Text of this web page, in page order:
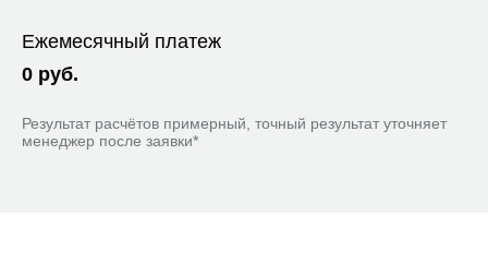
Ежемесячный платеж
0 руб.
Результат расчётов примерный, точный результат уточняет
менеджер после заявки*